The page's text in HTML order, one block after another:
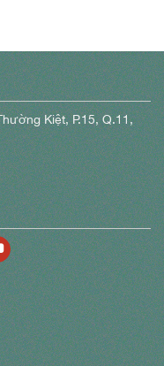
Kiệt, P.15, Q.11,